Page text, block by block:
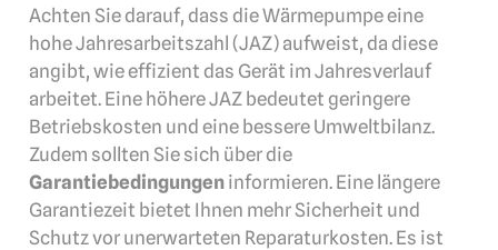
Achten Sie darauf, dass die Wärmepumpe eine
hohe Jahresarbeitszahl (JAZ) aufweist, da diese
angibt, wie effizient das Gerät im Jahresverlauf
arbeitet. Eine höhere JAZ bedeutet geringere
Betriebskosten und eine bessere Umweltbilanz.
Zudem sollten Sie sich über die
Garantiebedingungen informieren. Eine längere
Garantiezeit bietet Ihnen mehr Sicherheit und
Schutz vor unerwarteten Reparaturkosten. Es ist